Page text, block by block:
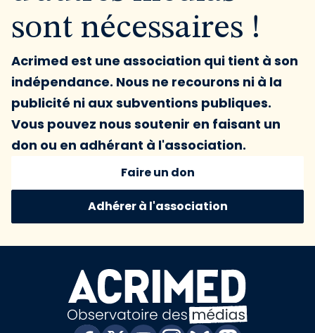
sont nécessaires !
Acrimed est une association qui tient à son
indépendance. Nous ne recourons ni à la
publicité ni aux subventions publiques.
Vous pouvez nous soutenir en faisant un
don ou en adhérant à l'association.
Faire un don
Adhérer à l'association